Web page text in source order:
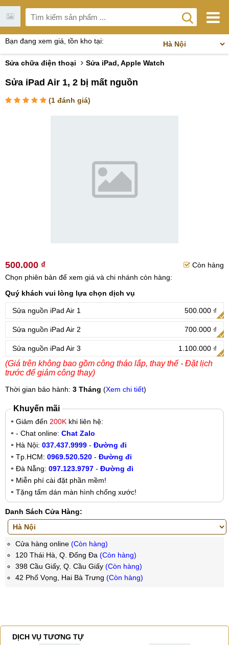
Bạn đang xem giá, tồn kho tại:
Sửa chữa điện thoại Sửa iPad, Apple Watch
Sửa iPad Air 1, 2 bị mất nguồn
(1 đánh giá)
500.000 ₫
Còn hàng
Chọn phiên bản để xem giá và chi nhánh còn hàng:
Quý khách vui lòng lựa chọn dịch vụ
Sửa nguồn iPad Air 1 500.000 ₫
Sửa nguồn iPad Air 2 700.000 ₫
Sửa nguồn iPad Air 3 1.100.000 ₫
(Giá trên không bao gồm công tháo lắp, thay thế - Đặt lịch
trước để giảm công thay)
Thời gian bảo hành: 3 Tháng (Xem chi tiết)
Khuyến mãi
Giảm đến 200K khi liên hệ:
- Chat online: Chat Zalo
Hà Nội: 037.437.9999 - Đường đi
Tp.HCM: 0969.520.520 - Đường đi
Đà Nẵng: 097.123.9797 - Đường đi
Miễn phí cài đặt phần mềm!
Tặng tấm dán màn hình chống xước!
Danh Sách Cửa Hàng:
Cửa hàng online (Còn hàng)
120 Thái Hà, Q. Đống Đa (Còn hàng)
398 Cầu Giấy, Q. Cầu Giấy (Còn hàng)
42 Phố Vọng, Hai Bà Trưng (Còn hàng)
DỊCH VỤ TƯƠNG TỰ